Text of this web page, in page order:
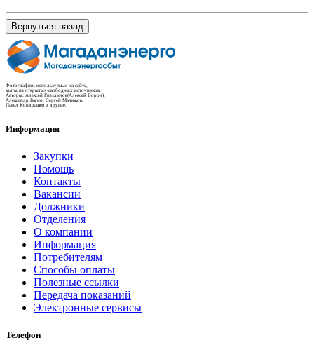
Вернуться назад
Фотографии, используемые на сайте,
взяты из открытых-свободных источников.
Авторы: Алексей Гнездилов(Алексей Ворон),
Александр Багно, Сергей Малюков,
Павел Кондрашев и другие.
Информация
Закупки
Помощь
Контакты
Вакансии
Должники
Отделения
О компании
Информация
Потребителям
Способы оплаты
Полезные ссылки
Передача показаний
Электронные сервисы
Телефон